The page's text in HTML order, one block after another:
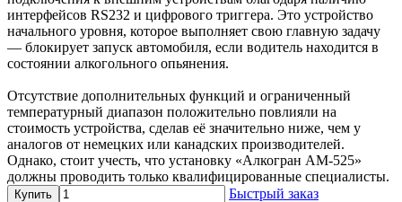
интерфейсов RS232 и цифрового триггера. Это устройство
начального уровня, которое выполняет свою главную задачу
— блокирует запуск автомобиля, если водитель находится в
состоянии алкогольного опьянения.
Отсутствие дополнительных функций и ограниченный
температурный диапазон положительно повлияли на
стоимость устройства, сделав её значительно ниже, чем у
аналогов от немецких или канадских производителей.
Однако, стоит учесть, что установку «Алкогран АМ-525»
должны проводить только квалифицированные специалисты.
Купить Быстрый заказ